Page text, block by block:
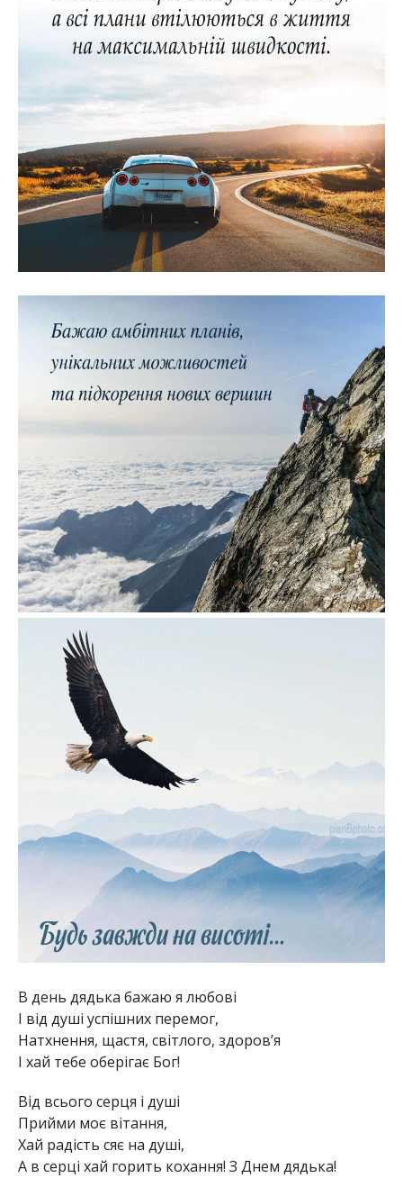
В день дядька бажаю я любові
І від душі успішних перемог,
Натхнення, щастя, світлого, здоров’я
І хай тебе оберігає Бог!
Від всього серця і душі
Прийми моє вітання,
Хай радість сяє на душі,
А в серці хай горить кохання! З Днем дядька!